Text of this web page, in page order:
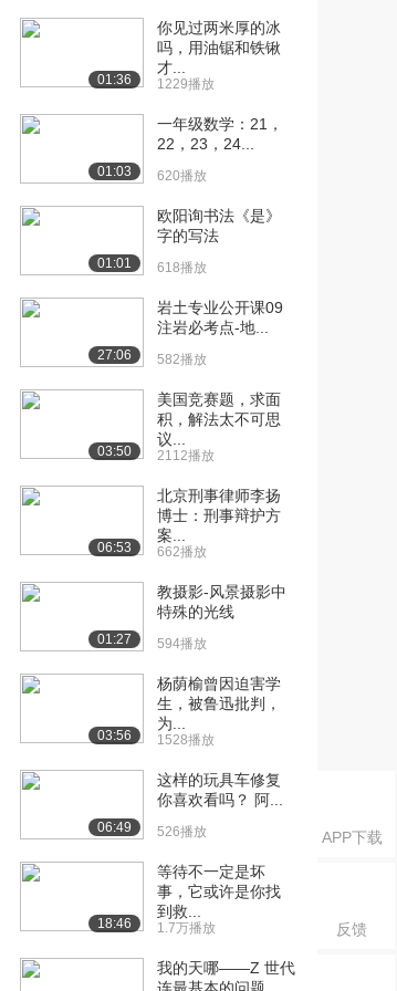
APP下载
反馈
2.6万播放
[14] 直线方程程序演示
[15] 斜率求法
[16] y轴截距求法
1.4万播放
[17] 直线方程
[18] 直线斜率的几何意义 04:07
[19] 直线斜率第2部分 07:19
[20] 直线斜率第3部分
[21] 复杂的直线斜率求解
06:39
[22] 画出斜截式方程图像
[23] 斜率及y轴截距程序演
08:41
1.1万播放
[25] 斜率和y轴截距
12:25
[27] 应用X和Y截距画图
3.5万播放
04:05
01:36
你见过两米厚的冰
吗，用油锯和铁锹
才...
1229播放
01:03
一年级数学：21，
22，23，24...
620播放
01:01
欧阳询书法《是》
字的写法
618播放
27:06
岩土专业公开课09
注岩必考点-地...
582播放
03:50
美国竞赛题，求面
积，解法太不可思
议...
2112播放
06:53
北京刑事律师李扬
博士：刑事辩护方
案...
662播放
01:27
教摄影-风景摄影中
特殊的光线
594播放
03:56
杨荫榆曾因迫害学
生，被鲁迅批判，
为...
1528播放
06:49
这样的玩具车修复
你喜欢看吗？ 阿...
526播放
18:46
等待不一定是坏
事，它或许是你找
到救...
1.7万播放
我的天哪——Z 世代